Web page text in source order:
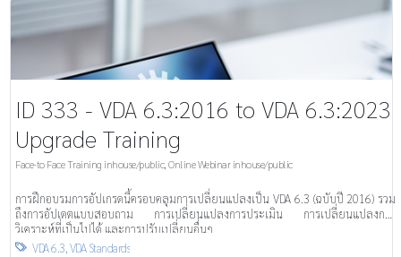
ID 333 - VDA 6.3:2016 to VDA 6.3:2023
Upgrade Training
Face-to Face Training inhouse/public, Online Webinar inhouse/public
การฝึกอบรมการอัปเกรดนี้ครอบคลุมการเปลี่ยนแปลงเป็น VDA 6.3 (ฉบับปี 2016) รวม
ถึงการอัปเดตแบบสอบถาม การเปลี่ยนแปลงการประเมิน การเปลี่ยนแปลงการ
วิเคราะห์ที่เป็นไปได้ และการปรับเปลี่ยนอื่นๆ
 VDA 6.3,VDA Standards